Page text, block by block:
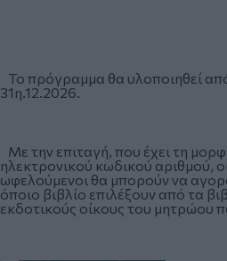
Το πρόγραμμα θα υλοποιηθεί
31η.12.2026.
Με την επιταγή, που έχει τη
ηλεκτρονικού κωδικού αριθμού,
ωφελούμενοι θα μπορούν να
όποιο βιβλίο επιλέξουν από τα
εκδοτικούς οίκους του μητρώου